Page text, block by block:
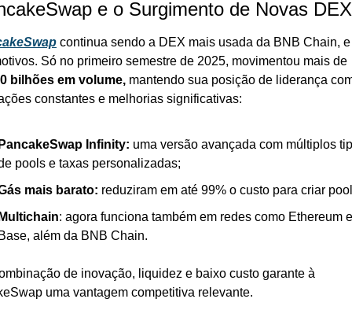
e o Surgimento de Novas
continua sendo a DEX mais usada da BNB Chain,
bilhões em volume, mantendo sua posição de liderança
constantes e melhorias significativas:
Infinity: uma versão avançada com múltiplos
pools e taxas personalizadas;
mais barato: reduziram em até 99% o custo para criar
: agora funciona também em redes como Ethereum e
além da BNB Chain.
de inovação, liquidez e baixo custo garante à
uma vantagem competitiva relevante.